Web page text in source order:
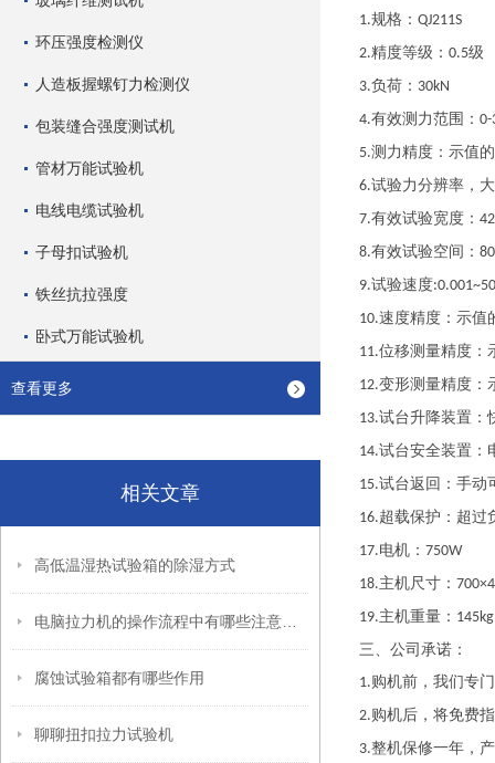
环压强度检测仪
人造板握螺钉力检测仪
包装缝合强度测试机
管材万能试验机
电线电缆试验机
子母扣试验机
铁丝抗拉强度
卧式万能试验机
查看更多
相关文章
高低温湿热试验箱的除湿方式
腐蚀试验箱都有哪些作用
聊聊扭扣拉力试验机
1.规格： QJ211S
2.精度等级： 0.5级
3.负荷： 30kN
4.有效测力范围： 0-
5.测力精度：示值的
6.试验力分辨率，
7.有效试验宽度：
8.有效试验空间：
9.试验速度
10.速度精度：示值
11.位移测量精度：
12.变形测量精度：
13.试台升降装置：
14.试台安全装置：
15.试台返回：手动
16.超载保护：超过
17.电机： 750W
18.主机尺寸：
19.主机重量： 145kg
三、 公司承诺：
1.购机前，我们专
2.购机后，将免费
3.整机保修一年，